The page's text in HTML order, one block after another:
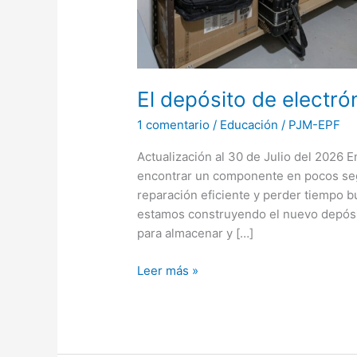
El depósito de
1 comentario / Educación / PJM-EPF
Actualización al 30 de Julio del 2026
encontrar un componente en pocos
reparación eficiente y perder tiempo
estamos construyendo el nuevo
para almacenar y […]
Leer más »